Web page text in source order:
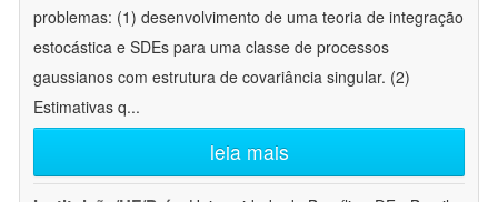
problemas: (1) desenvolvimento de uma teoria de integração
estocástica e SDEs para uma classe de processos
gaussianos com estrutura de covariância singular. (2)
Estimativas q...
leia mais